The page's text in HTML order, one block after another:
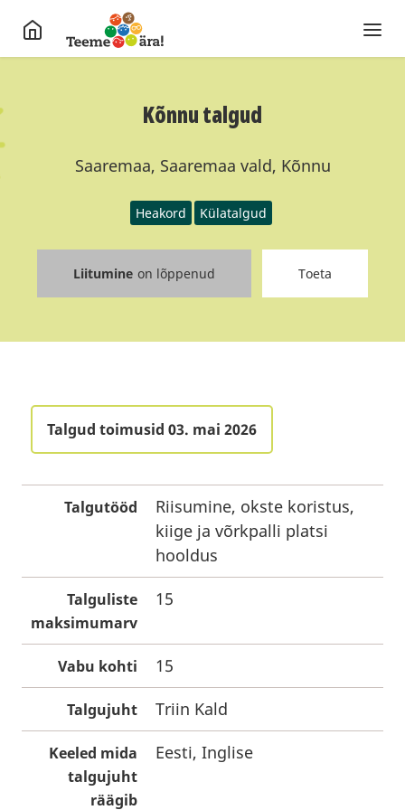
Kõnnu talgud
Saaremaa, Saaremaa vald, Kõnnu
Heakord Külatalgud
Liitumine on lõppenud Toeta
Talgud toimusid 03. mai 2026
Talgutööd
Riisumine, okste koristus,
kiige ja võrkpalli platsi
hooldus
Talguliste
maksimumarv
15
Vabu kohti 15
Talgujuht Triin Kald
Keeled mida
talgujuht
räägib
Eesti, Inglise